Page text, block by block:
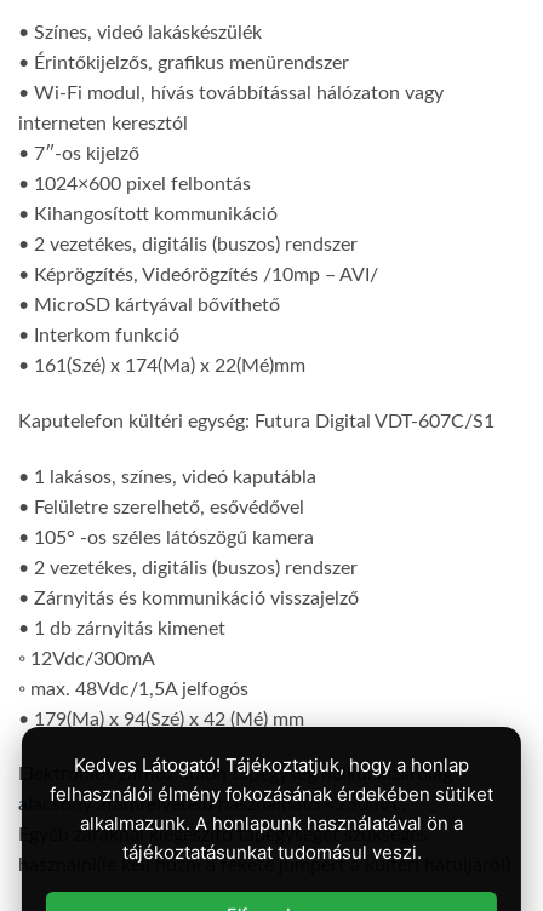
• Színes, videó lakáskészülék
• Érintőkijelzős, grafikus menürendszer
• Wi-Fi modul, hívás továbbítással hálózaton vagy
interneten keresztól
• 7″-os kijelző
• 1024×600 pixel felbontás
• Kihangosított kommunikáció
• 2 vezetékes, digitális (buszos) rendszer
• Képrögzítés, Videórögzítés /10mp – AVI/
• MicroSD kártyával bővíthető
• Interkom funkció
• 161(Szé) x 174(Ma) x 22(Mé)mm
Kaputelefon kültéri egység: Futura Digital VDT-607C/S1
• 1 lakásos, színes, videó kaputábla
• Felületre szerelhető, esővédővel
• 105° -os széles látószögű kamera
• 2 vezetékes, digitális (buszos) rendszer
• Zárnyitás és kommunikáció visszajelző
• 1 db zárnyitás kimenet
◦ 12Vdc/300mA
◦ max. 48Vdc/1,5A jelfogós
• 179(Ma) x 94(Szé) x 42 (Mé) mm
Elektromos zárhoz külön tápegység nélkül kizárólag
alacsony áramfelvételű használható<250mA .
Egyéb záraknálkiegészítő tápegységetszükséges
használni(le kell huzni a fekete jumpert a kültéri hátuljáról)
Kedves Látogató! Tájékoztatjuk, hogy a honlap
felhasználói élmény fokozásának érdekében sütiket
alkalmazunk. A honlapunk használatával ön a
tájékoztatásunkat tudomásul veszi.